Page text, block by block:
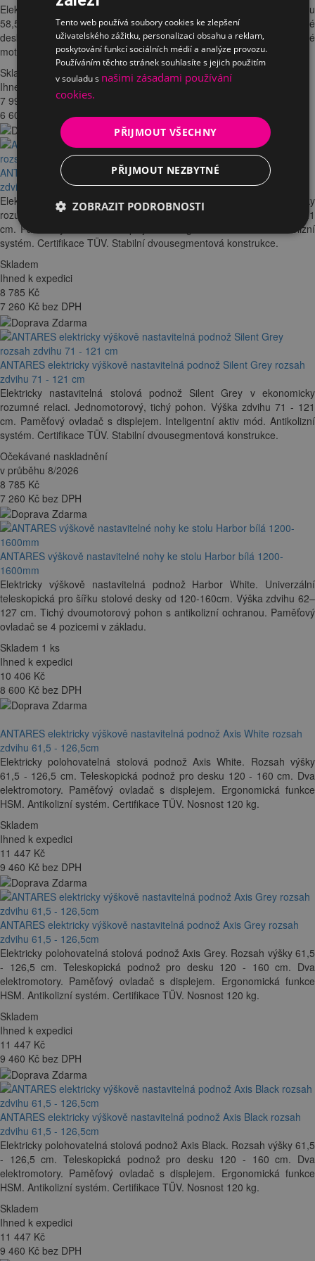
Elektricky výškově nastavitelná podnož DEF 223 Black. Výška zdvihu
58,5 – 123,5 cm. Univerzální teleskopická konstrukce pro šířku stolové
desky 100 - 200 cm. Stabilní a tichý chod zajišťují dva spolehlivé
motory. Prodloužená záruka 4 roky.
Skladem
Ihned k expedici
7 990
6 603 Kč bez DPH
ANTARES elektricky výškově nastavitelná podnož Silent White rozsah
zdvihu 71 - 121 cm
Elektricky nastavitelná stolová podnož Silent White v ekonomicky
rozumné relaci. Jednomotorový, tichý pohon. Výška zdvihu 71 - 121
cm. Paměťový ovladač s displejem. Inteligentní aktiv mód. Antikolizní
systém. Certifikace TÜV. Stabilní dvousegmentová konstrukce.
Skladem
Ihned k expedici
8 785 Kč
7 260 Kč bez DPH
ANTARES elektricky výškově nastavitelná podnož Silent Grey rozsah
zdvihu 71 - 121 cm
Elektricky nastavitelná stolová podnož Silent Grey v ekonomicky
rozumné relaci. Jednomotorový, tichý pohon. Výška zdvihu 71 - 121
cm. Paměťový ovladač s displejem. Inteligentní aktiv mód. Antikolizní
systém. Certifikace TÜV. Stabilní dvousegmentová konstrukce.
Očekávané naskladnění
v průběhu 8/2026
8 785 Kč
7 260 Kč bez DPH
ANTARES výškově nastavitelné nohy ke stolu Harbor bílá 1200-
1600mm
Elektricky výškově nastavitelná podnož Harbor White. Univerzální
teleskopická pro šířku stolové desky od 120-160cm. Výška zdvihu 62–
127 cm. Tichý dvoumotorový pohon s antikolizní ochranou. Paměťový
ovladač se 4 pozicemi v základu.
Skladem 1 ks
Ihned k expedici
10 406 Kč
8 600 Kč bez DPH
ANTARES elektricky výškově nastavitelná podnož Axis White rozsah
zdvihu 61,5 - 126,5cm
Elektricky polohovatelná stolová podnož Axis White. Rozsah výšky
61,5 - 126,5 cm. Teleskopická podnož pro desku 120 - 160 cm. Dva
elektromotory. Paměťový ovladač s displejem. Ergonomická funkce
HSM. Antikolizní systém. Certifikace TÜV. Nosnost 120 kg.
Skladem
Ihned k expedici
11 447 Kč
9 460 Kč bez DPH
ANTARES elektricky výškově nastavitelná podnož Axis Grey rozsah
zdvihu 61,5 - 126,5cm
Elektricky polohovatelná stolová podnož Axis Grey. Rozsah výšky 61,5
- 126,5 cm. Teleskopická podnož pro desku 120 - 160 cm. Dva
elektromotory. Paměťový ovladač s displejem. Ergonomická funkce
HSM. Antikolizní systém. Certifikace TÜV. Nosnost 120 kg.
Skladem
Ihned k expedici
11 447 Kč
9 460 Kč bez DPH
ANTARES elektricky výškově nastavitelná podnož Axis Black rozsah
zdvihu 61,5 - 126,5cm
Elektricky polohovatelná stolová podnož Axis Black. Rozsah výšky 61,5
- 126,5 cm. Teleskopická podnož pro desku 120 - 160 cm. Dva
elektromotory. Paměťový ovladač s displejem. Ergonomická funkce
HSM. Antikolizní systém. Certifikace TÜV. Nosnost 120 kg.
Skladem
Ihned k expedici
11 447 Kč
9 460 Kč bez DPH
Tento web používá soubory cookies ke zlepšení
uživatelského zážitku, personalizaci obsahu a reklam,
poskytování funkcí sociálních médií a analýze provozu.
Používáním těchto stránek souhlasíte s jejich použitím
v souladu s našimi zásadami používání
cookies.
PŘIJMOUT VŠECHNY
PŘIJMOUT NEZBYTNÉ
ZOBRAZIT PODROBNOSTI